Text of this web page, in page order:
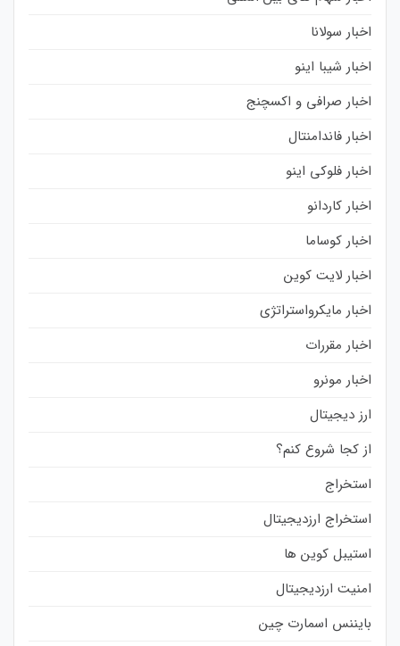
اخبار سولانا
اخبار شیبا اینو
اخبار صرافی و اکسچنج
اخبار فاندامنتال
اخبار فلوکی اینو
اخبار کاردانو
اخبار کوساما
اخبار لایت کوین
اخبار مایکرواستراتژی
اخبار مقررات
اخبار مونرو
ارز دیجیتال
از کجا شروع کنم؟
استخراج
استخراج ارزدیجیتال
استیبل کوین ها
امنیت ارزدیجیتال
بایننس اسمارت چین